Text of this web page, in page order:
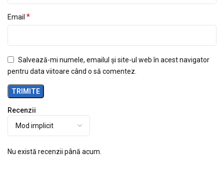
Recenzii
Nu există recenzii până acum.
Email *
Salvează-mi numele, emailul și site-ul web în acest navigator
pentru data viitoare când o să comentez.